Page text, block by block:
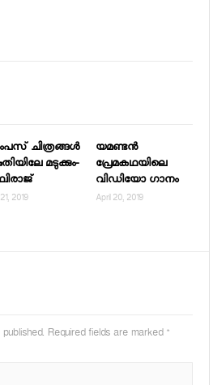
ചിത്രങ്ങള്‍
മടുക്കും-
2019
യമണ്ടന്‍
പ്രേമകഥയിലെ
വിഡിയോ ഗാനം
April 20, 2019
Required fields are marked *